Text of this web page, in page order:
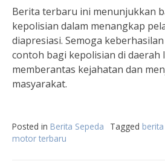
Berita terbaru ini menunjukkan
kepolisian dalam menangkap
diapresiasi. Semoga
contoh bagi kepolisian di
memberantas kejahatan dan
masyarakat.
Posted in Berita Sepeda Tagged
motor terbaru